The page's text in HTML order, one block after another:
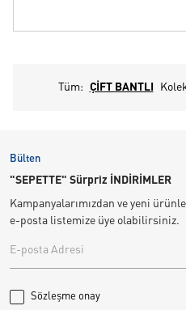
Tüm: ÇİFT BANTLI
Bülten
"SEPETTE" Sürpriz İNDİRİMLER
Kampanyalarımızdan ve yeni
e-posta listemize üye olabilirsiniz.
Sözleşme onay